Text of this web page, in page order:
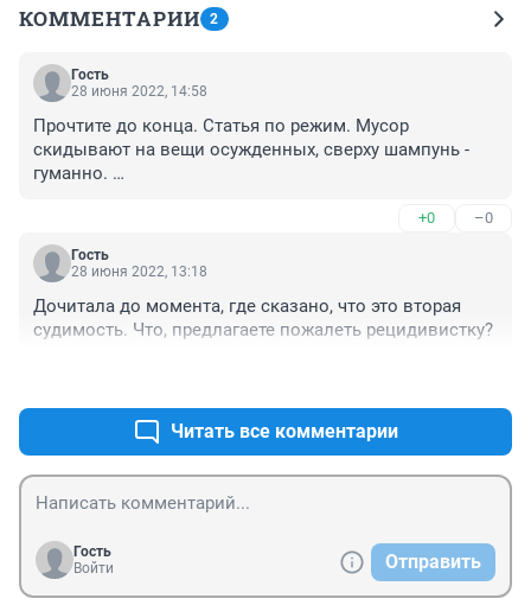
КОММЕНТАРИИ 2
Гость
28 июня 2022, 14:58
Прочтите до конца. Статья по режим. Мусор
скидывают на вещи осужденных, сверху шампунь -
гуманно.
Про комментарий ГУФСИНА- без комментариев, так
как "не может быть".
+0 –0
Гость
28 июня 2022, 13:18
Дочитала до момента, где сказано, что это вторая
судимость. Что, предлагаете пожалеть рецидивистку?
Читать все комментарии
Гость
Войти
Отправить